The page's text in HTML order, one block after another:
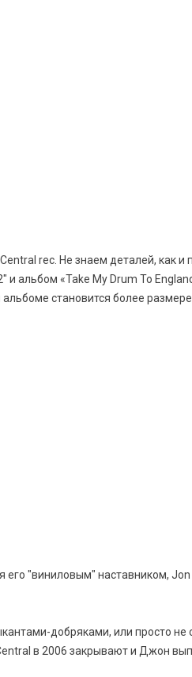
rec. Не знаем деталей, как и
и альбом «Take My Drum To
становится более
его "виниловым" наставником,
добряками, или просто
в 2006 закрывают и Джон